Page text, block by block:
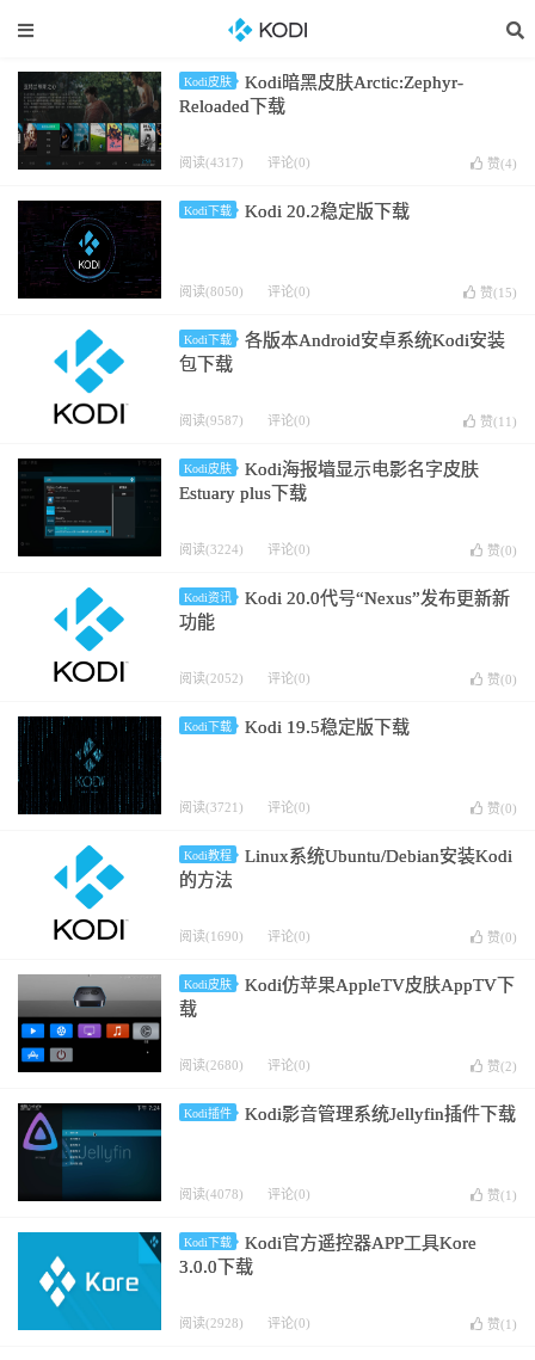
Kodi皮肤
Kodi暗黑皮肤Arctic:Zephyr-
Reloaded下载
阅读(4317) 评论(0) 赞(4)
Kodi下载 Kodi 20.2稳定版下载
阅读(8050) 评论(0) 赞(15)
Kodi下载
各版本Android安卓系统Kodi安装
包下载
阅读(9587) 评论(0) 赞(11 )
Kodi皮肤
Kodi海报墙显示电影名字皮肤
Estuary plus下载
阅读(3224) 评论(0) 赞(0)
Kodi资讯
Kodi 20.0代号“Nexus”发布更新新
功能
阅读(2052) 评论(0) 赞(0)
Kodi下载 Kodi 19.5稳定版下载
阅读(3721) 评论(0) 赞(0)
Kodi教程
Linux系统Ubuntu/Debian安装Kodi
的方法
阅读(1690) 评论(0) 赞(0)
Kodi皮肤
Kodi仿苹果AppleTV皮肤AppTV下
载
阅读(2680) 评论(0) 赞(2)
Kodi插件 Kodi影音管理系统Jellyfin插件下载
阅读(4078) 评论(0) 赞(1 )
Kodi下载
Kodi官方遥控器APP工具Kore
3.0.0下载
阅读(2928) 评论(0) 赞(1 )